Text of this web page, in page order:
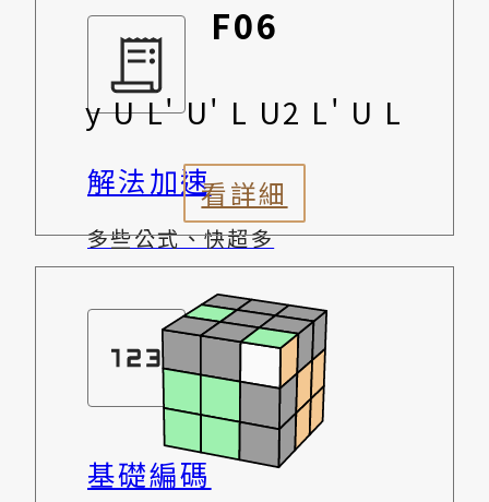
解法加速
多些公式、快超多
基礎編碼
F06
y U L' U' L U2 L' U L
看詳細